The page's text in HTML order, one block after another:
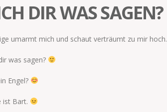
DIR WAS SAGEN?
umarmt mich und schaut verträumt zu mir hoch.
was sagen?
Engel?
ist Bart.